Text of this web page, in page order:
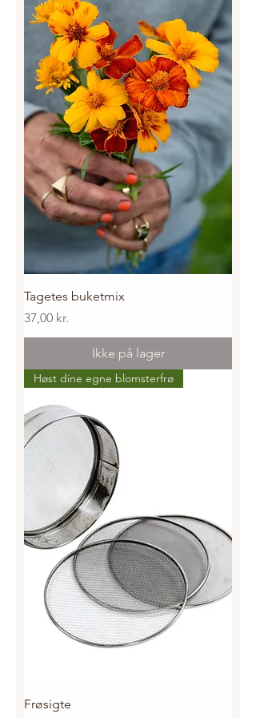
Tagetes buketmix
Pris
37,00 kr.
Ikke på lager
Høst dine egne blomsterfrø
Frøsigte